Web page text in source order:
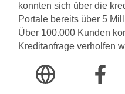
konnten sich über die
Portale bereits über 5
Über 100.000 Kunden
Kreditanfrage verholfen